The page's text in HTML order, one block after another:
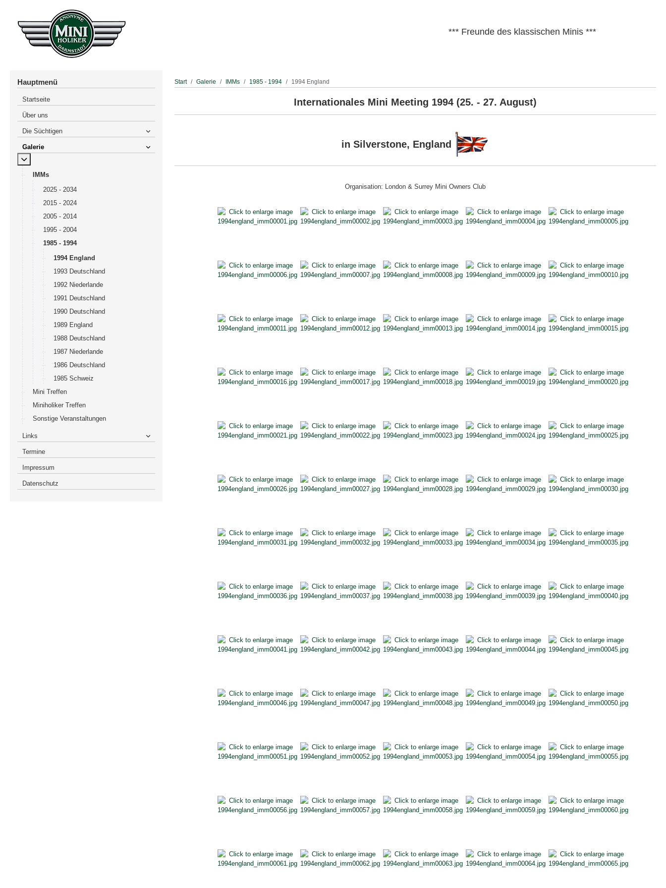
*** Freunde des klassischen Minis ***
Hauptmenü
Startseite
Über uns
Die Süchtigen
Galerie
MOD_MENU_TOGGLE_SUBMENU_LABEL
IMMs
2025 - 2034
2015 - 2024
2005 - 2014
1995 - 2004
1985 - 1994
1994 England
1993 Deutschland
1992 Niederlande
1991 Deutschland
1990 Deutschland
1989 England
1988 Deutschland
1987 Niederlande
1986 Deutschland
1985 Schweiz
Mini Treffen
Miniholiker Treffen
Sonstige Veranstaltungen
Links
Termine
Impressum
Datenschutz
Start Galerie IMMs 1985 - 1994 1994 England
Internationales Mini Meeting 1994 (25. - 27. August)
in Silverstone, England
Organisation: London & Surrey Mini Owners Club